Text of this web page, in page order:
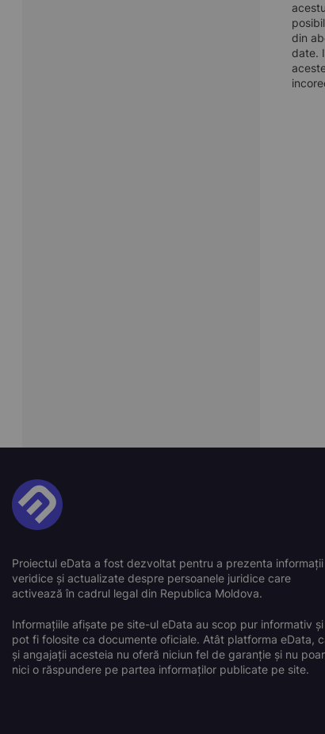
din
date.
Proiectul eData a fost dezvoltat pentru a prezenta informații
veridice și actualizate despre persoanele juridice care
activează în cadrul legal din Republica Moldova.
Informațiile afișate pe site-ul eData au scop pur informativ și
pot fi folosite ca documente oficiale. Atât platforma eData,
și angajații acesteia nu oferă niciun fel de garanție și nu
nici o răspundere pe partea informaților publicate pe site.